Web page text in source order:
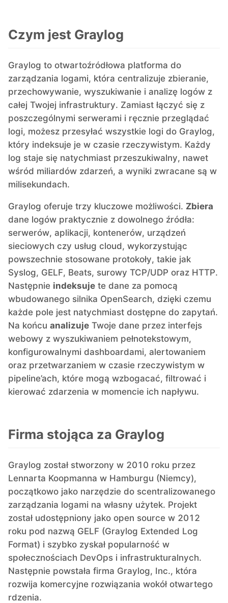
Kafka
Keycloak
Kubernetes Control Plane
Kubernetes Node
MariaDB
Matomo
Mattermost
Meilisearch
Memcached
Mercure-Hub
Mosquitto
MySQL
Nextcloud
NocoDB
Node-RED
Node.js
Czym jest Graylog
Graylog to otwartoźródłowa platforma do
zarządzania logami, która centralizuje zbieranie,
przechowywanie, wyszukiwanie i analizę logów z
całej Twojej infrastruktury. Zamiast łączyć się z
poszczególnymi serwerami i ręcznie przeglądać
logi, możesz przesyłać wszystkie logi do Graylog,
który indeksuje je w czasie rzeczywistym. Każdy
log staje się natychmiast przeszukiwalny, nawet
wśród miliardów zdarzeń, a wyniki zwracane są w
milisekundach.
Graylog oferuje trzy kluczowe możliwości. Zbiera
dane logów praktycznie z dowolnego źródła:
serwerów, aplikacji, kontenerów, urządzeń
sieciowych czy usług cloud, wykorzystując
powszechnie stosowane protokoły, takie jak
Syslog, GELF, Beats, surowy TCP/UDP oraz HTTP.
Następnie indeksuje te dane za pomocą
wbudowanego silnika OpenSearch, dzięki czemu
każde pole jest natychmiast dostępne do zapytań.
Na końcu analizuje Twoje dane przez interfejs
webowy z wyszukiwaniem pełnotekstowym,
konfigurowalnymi dashboardami, alertowaniem
oraz przetwarzaniem w czasie rzeczywistym w
pipeline’ach, które mogą wzbogacać, filtrować i
kierować zdarzenia w momencie ich napływu.
Firma stojąca za Graylog
Graylog został stworzony w 2010 roku przez
Lennarta Koopmanna w Hamburgu (Niemcy),
początkowo jako narzędzie do scentralizowanego
zarządzania logami na własny użytek. Projekt
został udostępniony jako open source w 2012
roku pod nazwą GELF (Graylog Extended Log
Format) i szybko zyskał popularność w
społecznościach DevOps i infrastrukturalnych.
Następnie powstała firma Graylog, Inc., która
rozwija komercyjne rozwiązania wokół otwartego
rdzenia.